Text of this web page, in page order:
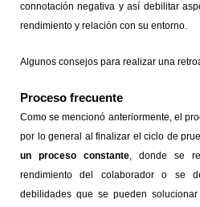
connotación negativa y así debilitar
rendimiento y relación con su entorno.
Algunos consejos para realizar una
Proceso frecuente
Como se mencionó anteriormente, el
por lo general al finalizar el ciclo de
un proceso constante, donde se
rendimiento del colaborador o se
debilidades que se pueden